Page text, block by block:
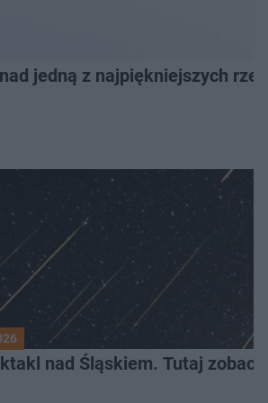
jedną z najpiękniejszych
nad Śląskiem. Tutaj